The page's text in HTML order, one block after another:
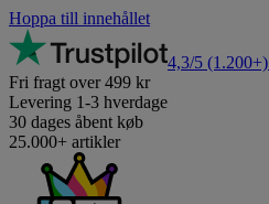
Hoppa till innehållet
4,3/5 (1.200+)
Fri fragt over 499 kr
Levering 1-3 hverdage
30 dages åbent køb
25.000+ artikler